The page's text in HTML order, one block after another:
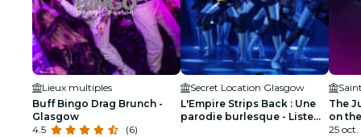
Lieux multiples
Buff Bingo Drag Brunch -
Glasgow
4.5
(6)
Secret Location Glasgow
L'Empire Strips Back : Une
parodie burlesque - Liste
The
on
25 oct.